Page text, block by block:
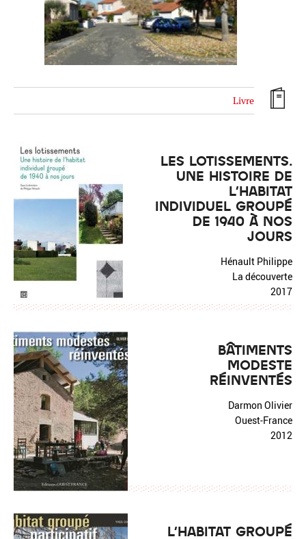
Livre
LES LOTISSEMENTS.
UNE HISTOIRE DE
L'HABITAT
INDIVIDUEL GROUPÉ
DE 1940 À NOS
JOURS
Hénault Philippe
La découverte
2017
BÂTIMENTS
MODESTE
RÉINVENTÉS
Darmon Olivier
Ouest-France
2012
L'HABITAT GROUPÉ